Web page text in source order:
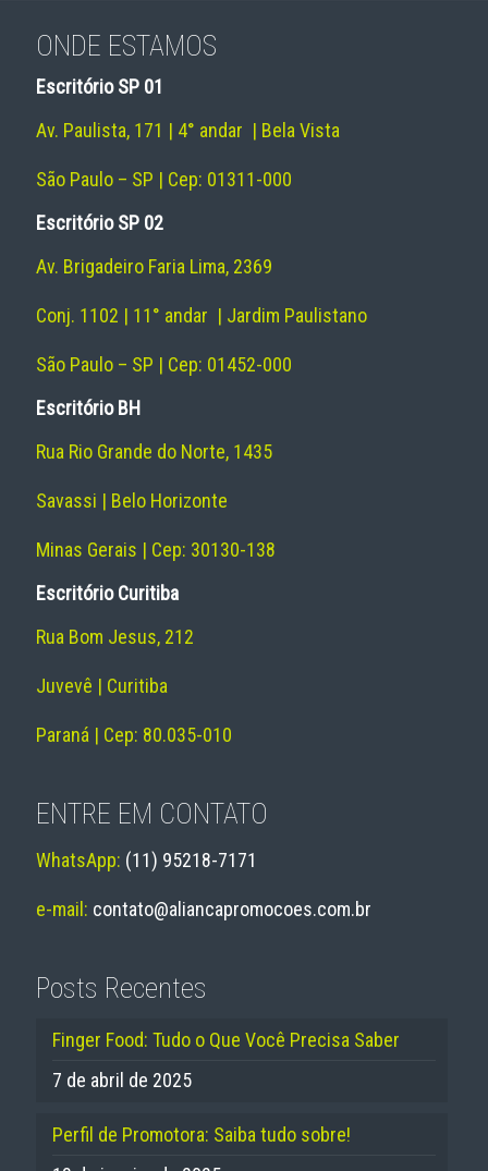
ONDE ESTAMOS
Escritório SP 01
Av. Paulista, 171 | 4° andar | Bela Vista
São Paulo – SP | Cep: 01311-000
Escritório SP 02
Av. Brigadeiro Faria Lima, 2369
Conj. 1102 | 11° andar | Jardim Paulistano
São Paulo – SP | Cep: 01452-000
Escritório BH
Rua Rio Grande do Norte, 1435
Savassi | Belo Horizonte
Minas Gerais | Cep: 30130-138
Escritório Curitiba
Rua Bom Jesus, 212
Juvevê | Curitiba
Paraná | Cep: 80.035-010
ENTRE EM CONTATO
WhatsApp: (11) 95218-7171
e-mail: contato@aliancapromocoes.com.br
Posts Recentes
Finger Food: Tudo o Que Você Precisa Saber
7 de abril de 2025
Perfil de Promotora: Saiba tudo sobre!